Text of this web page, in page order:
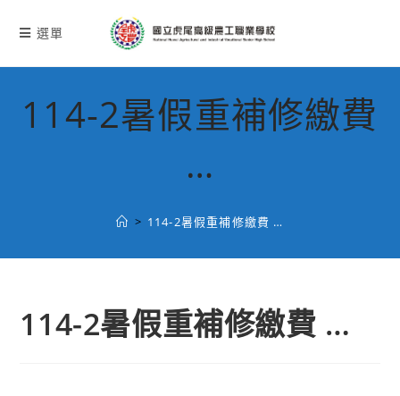
選單
114-2暑假重補修繳費
…
> 114-2暑假重補修繳費 …
114-2暑假重補修繳費 …